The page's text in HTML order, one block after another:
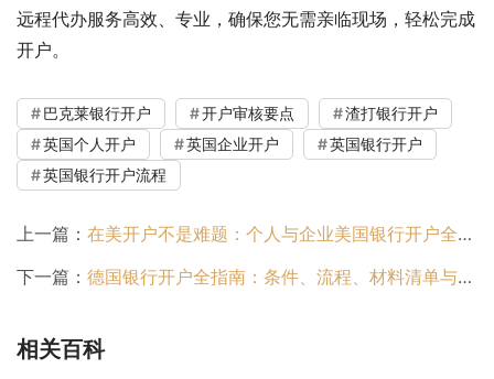
远程代办服务高效、专业，确保您无需亲临现场，轻松完成
开户。
巴克莱银行开户 开户审核要点
渣打银行开户
英国个人开户
英国企业开户
英国银行开户
英国银行开户流程
上一篇： 在美开户不是难题：个人与企业美国银行开户全流程详解
下一篇： 德国银行开户全指南：条件、流程、材料清单与远程开户可行性
相关百科